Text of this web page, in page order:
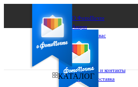
О ФотоПочте
Акции
Сделаем за вас
Бизнесу
FAQ
Франшиза
Поддержка и контакты
Оплата и доставка
КАТАЛОГ